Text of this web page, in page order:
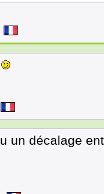
un décalage